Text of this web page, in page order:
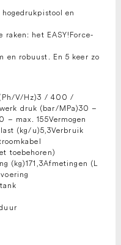
en
het EASY!Force-
en robuust. En 5 keer zo
(Ph/V/Hz)3 / 400 /
druk (bar/MPa)30 –
– max. 155Vermogen
(kg/u)5,3Verbruik
toebehoren)
(kg)171,3Afmetingen (L